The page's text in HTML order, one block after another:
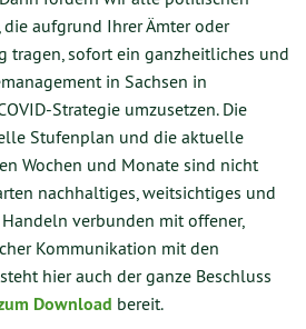
die aufgrund Ihrer Ämter oder
tragen, sofort ein ganzheitliches und
in Sachsen in
Strategie umzusetzen. Die
Stufenplan und die aktuelle
Wochen und Monate sind nicht
nachhaltiges, weitsichtiges und
verbunden mit offener,
Kommunikation mit den
hier auch der ganze Beschluss
Download bereit.